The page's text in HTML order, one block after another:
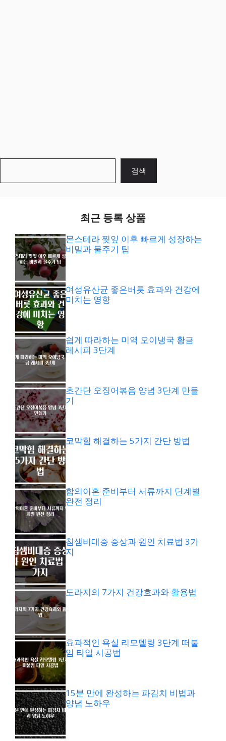
검색
최근 등록 상품
몬스테라 찢잎 이후 빠르게 성장하는
비밀과 물주기 팁
여성유산균 좋은버릇 효과와 건강에
미치는 영향
쉽게 따라하는 미역 오이냉국 황금
레시피 3단계
초간단 오징어볶음 양념 3단계 만들
기
코막힘 해결하는 5가지 간단 방법
합의이혼 준비부터 서류까지 단계별
완전 정리
침샘비대증 증상과 원인 치료법 3가
지
도라지의 7가지 건강효과와 활용법
효과적인 욕실 리모델링 3단계 떠붙
임 타일 시공법
15분 만에 완성하는 파김치 비법과
양념 노하우